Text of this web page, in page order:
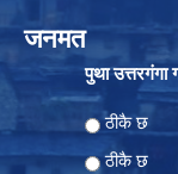
जनमत
पुथा उत्तरगंगा
Choices
ठीकै छ
ठीकै छ